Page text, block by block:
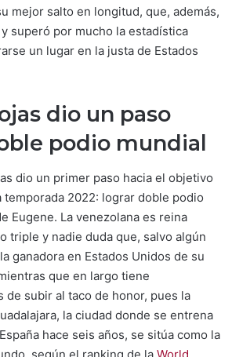
mejor salto en longitud, que, además,
superó por mucho la estadística
un lugar en la justa de Estados
dio un paso
podio mundial
dio un primer paso hacia el objetivo
temporada 2022: lograr doble podio
Eugene. La venezolana es reina
triple y nadie duda que, salvo algún
ganadora en Estados Unidos de su
que en largo tiene
de subir al taco de honor, pues la
la ciudad donde se entrena
hace seis años, se sitúa como la